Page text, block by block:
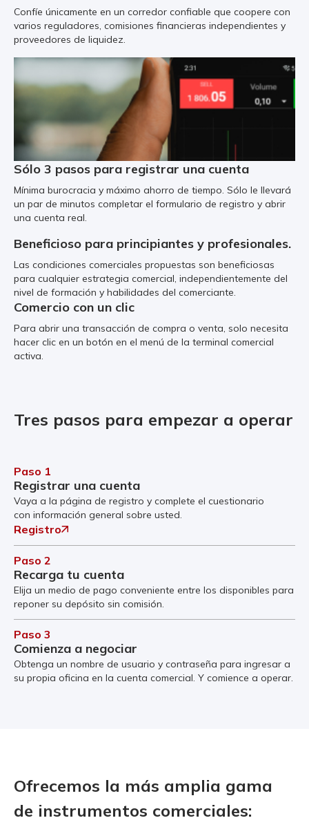
Confíe únicamente en un corredor confiable que coopere con
varios reguladores, comisiones financieras independientes y
proveedores de liquidez.
Sólo 3 pasos para registrar una cuenta
Mínima burocracia y máximo ahorro de tiempo. Sólo le llevará
un par de minutos completar el formulario de registro y abrir
una cuenta real.
Beneficioso para principiantes y profesionales.
Las condiciones comerciales propuestas son beneficiosas
para cualquier estrategia comercial, independientemente del
nivel de formación y habilidades del comerciante.
Comercio con un clic
Para abrir una transacción de compra o venta, solo necesita
hacer clic en un botón en el menú de la terminal comercial
activa.
Tres pasos para empezar a operar
Paso 1
Registrar una cuenta
Vaya a la página de registro y complete el cuestionario
con información general sobre usted.
Registro
Paso 2
Recarga tu cuenta
Elija un medio de pago conveniente entre los disponibles para
reponer su depósito sin comisión.
Paso 3
Comienza a negociar
Obtenga un nombre de usuario y contraseña para ingresar a
su propia oficina en la cuenta comercial. Y comience a operar.
Ofrecemos la más amplia gama
de instrumentos comerciales: